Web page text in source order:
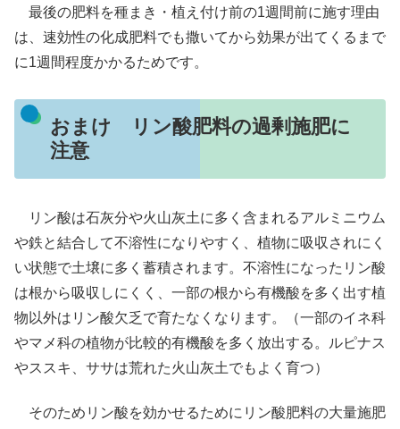
最後の肥料を種まき・植え付け前の1週間前に施す理由
は、速効性の化成肥料でも撒いてから効果が出てくるまで
に1週間程度かかるためです。
おまけ リン酸肥料の過剰施肥に
注意
リン酸は石灰分や火山灰土に多く含まれるアルミニウム
や鉄と結合して不溶性になりやすく、植物に吸収されにく
い状態で土壌に多く蓄積されます。不溶性になったリン酸
は根から吸収しにくく、一部の根から有機酸を多く出す植
物以外はリン酸欠乏で育たなくなります。（一部のイネ科
やマメ科の植物が比較的有機酸を多く放出する。ルピナス
やススキ、ササは荒れた火山灰土でもよく育つ）
そのためリン酸を効かせるためにリン酸肥料の大量施肥